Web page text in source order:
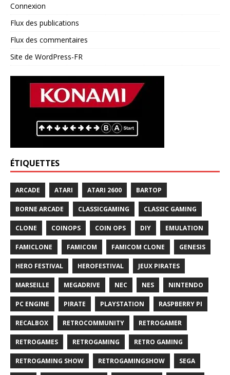
Connexion
Flux des publications
Flux des commentaires
Site de WordPress-FR
ÉTIQUETTES
ARCADE ATARI ATARI 2600 BARTOP
BORNE ARCADE CLASSICGAMING CLASSIC GAMING
CLONE COINOPS COIN OPS DIY EMULATION
FAMICLONE FAMICOM FAMICOM CLONE GENESIS
HERO FESTIVAL HEROFESTIVAL JEUX PIRATES
MARSEILLE MEGADRIVE NEC NES NINTENDO
PC ENGINE PIRATE PLAYSTATION RASPBERRY PI
RECALBOX RETROCOMMUNITY RETROGAMER
RETROGAMES RETROGAMING RETRO GAMING
RETROGAMING SHOW RETROGAMINGSHOW SEGA